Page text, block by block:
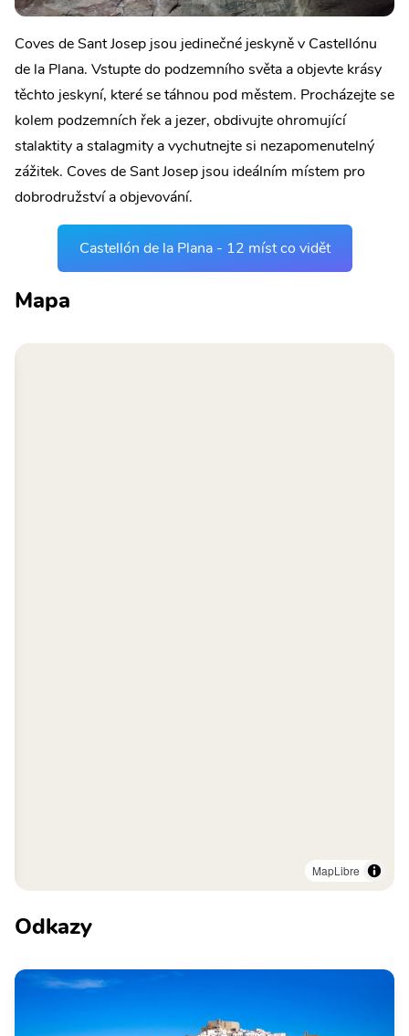
Coves de Sant Josep jsou jedinečné jeskyně v Castellónu
de la Plana. Vstupte do podzemního světa a objevte krásy
těchto jeskyní, které se táhnou pod městem. Procházejte se
kolem podzemních řek a jezer, obdivujte ohromující
stalaktity a stalagmity a vychutnejte si nezapomenutelný
zážitek. Coves de Sant Josep jsou ideálním místem pro
dobrodružství a objevování.
Castellón de la Plana - 12 míst co vidět
Mapa
MapLibre
Odkazy